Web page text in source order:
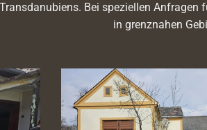
Bei speziellen
in grenznahen